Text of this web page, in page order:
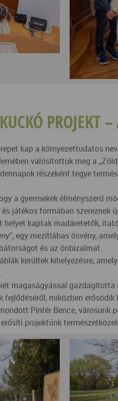
PROJEKT
kap a környezettudatos
valósítottuk meg a
részeként tegye
a gyermekek élményszerű
játékos formában szereznek
kaptak madáretetők,
egy mezítlábas ösvény,
és az önbizalmat.
kerültek kihelyezésre,
magaságyással
miközben
Pintér Bence, városunk
projektünk